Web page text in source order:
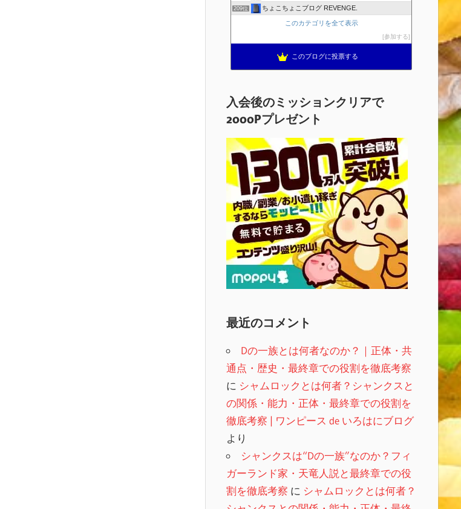
209位 ちょこちょこブログ REVENGE.
このカテゴリを全て表示
参加する
このブログに投票する
入会後のミッションクリアで
2000Pプレゼント
最近のコメント
Dの一族とは何者なのか？｜正体・共
通点・歴史・最終章での役割を徹底考察
に シャムロックとは何者？シャンクスと
の関係・能力・正体・最終章での役割を
徹底考察 | ワンピース de いろはにブログ
より
シャンクスは“Dの一族”なのか？フィ
ガーランド家・天竜人説と最終章での役
割を徹底考察 に シャムロックとは何者？